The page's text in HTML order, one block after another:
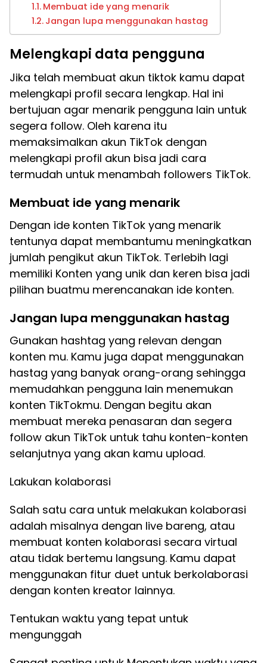
Membuat ide yang menarik
Jangan lupa menggunakan hastag
Melengkapi data pengguna
Jika telah membuat akun tiktok kamu dapat
melengkapi profil secara lengkap. Hal ini
bertujuan agar menarik pengguna lain untuk
segera follow. Oleh karena itu
memaksimalkan akun TikTok dengan
melengkapi profil akun bisa jadi cara
termudah untuk menambah followers TikTok.
Membuat ide yang menarik
Dengan ide konten TikTok yang menarik
tentunya dapat membantumu meningkatkan
jumlah pengikut akun TikTok. Terlebih lagi
memiliki Konten yang unik dan keren bisa jadi
pilihan buatmu merencanakan ide konten.
Jangan lupa menggunakan hastag
Gunakan hashtag yang relevan dengan
konten mu. Kamu juga dapat menggunakan
hastag yang banyak orang-orang sehingga
memudahkan pengguna lain menemukan
konten TikTokmu. Dengan begitu akan
membuat mereka penasaran dan segera
follow akun TikTok untuk tahu konten-konten
selanjutnya yang akan kamu upload.
Lakukan kolaborasi
Salah satu cara untuk melakukan kolaborasi
adalah misalnya dengan live bareng, atau
membuat konten kolaborasi secara virtual
atau tidak bertemu langsung. Kamu dapat
menggunakan fitur duet untuk berkolaborasi
dengan konten kreator lainnya.
Tentukan waktu yang tepat untuk
mengunggah